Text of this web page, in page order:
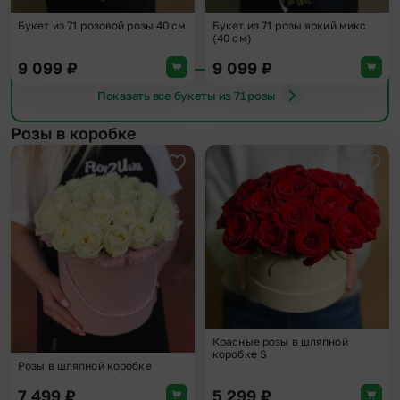
Букет из 71 розовой розы 40 см
9 099 ₽
Букет из 71 розы яркий микс
(40 см)
9 099 ₽
Показать все букеты из 71 розы
Розы в коробке
Добавить в избранное
Розы в шляпной коробке
7 499 ₽
Красные розы в шляпной
коробке S
5 299 ₽